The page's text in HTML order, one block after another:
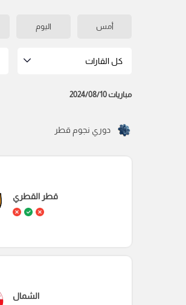
أمس اليوم
كل القارات
مباريات 2024/08/10
دوري نجوم قطر
قطر القطري
الشمال